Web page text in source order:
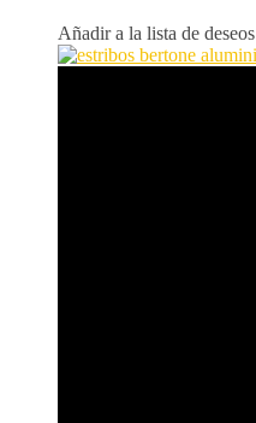
Añadir a la lista de deseos